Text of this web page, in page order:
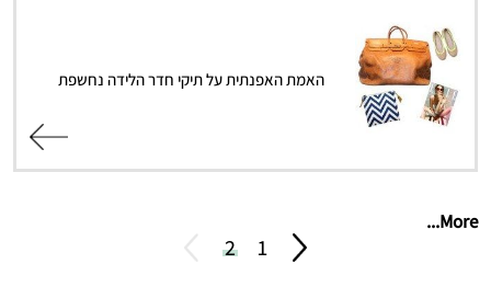
האמת האפנתית על תיקי חדר הלידה נחשפת
More...
1
2